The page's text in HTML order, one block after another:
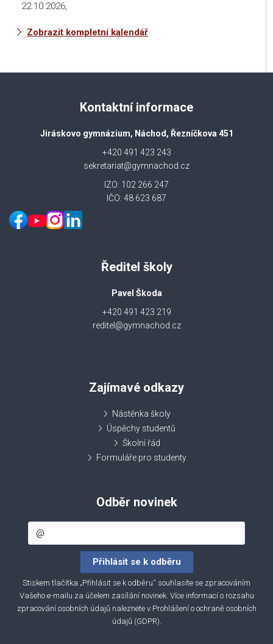
22.10.2026,
Zobrazit kompletní kalendář
Kontaktní informace
Jiráskovo gymnázium, Náchod, Řezníčkova 451
+420 491 423 243
sekretariat@gymnachod.cz
IZO: 102 266 247
IČO: 48 623 687
Ředitel školy
Pavel Škoda
+420 491 423 219
reditel@gymnachod.cz
Zajímavé odkazy
Nástěnka školy
Úspěchy studentů
Školní řád
Formuláře pro studenty
Odběr novinek
Stiskem tlačítka „Přihlásit se k odběru“ souhlasíte se zpracováním
Vašeho e-mailu za účelem zasílání novinek. Více informací o rozsahu
zpracování osobních údajů naleznete v Prohlášení o ochraně osobních
údajů (GDPR).